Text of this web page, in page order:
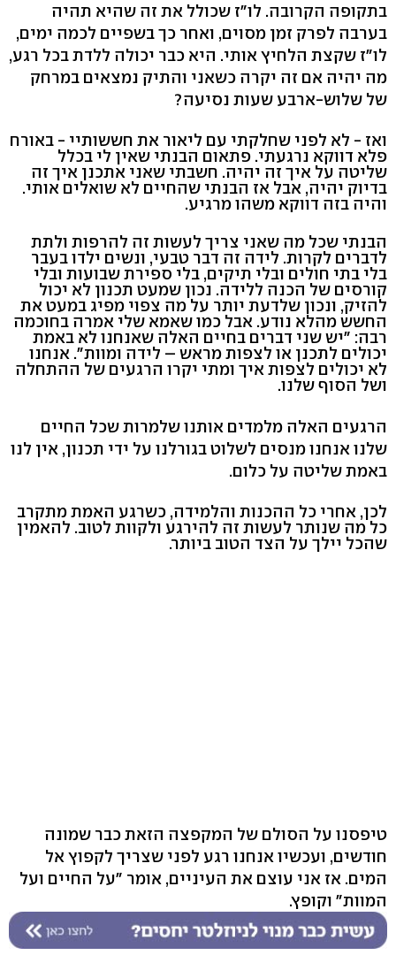
בתקופה הקרובה. לו"ז שכולל את זה שהיא תהיה
בערבה לפרק זמן מסוים, ואחר כך בשפיים לכמה ימים,
לו"ז שקצת הלחיץ אותי. היא כבר יכולה ללדת בכל רגע,
מה יהיה אם זה יקרה כשאני והתיק נמצאים במרחק
של שלוש-ארבע שעות נסיעה?
ואז - לא לפני שחלקתי עם ליאור את חששותיי - באורח
פלא דווקא נרגעתי. פתאום הבנתי שאין לי בכלל
שליטה על איך זה יהיה. חשבתי שאני אתכנן איך זה
בדיוק יהיה, אבל אז הבנתי שהחיים לא שואלים אותי.
והיה בזה דווקא משהו מרגיע.
הבנתי שכל מה שאני צריך לעשות זה להרפות ולתת
לדברים לקרות. לידה זה דבר טבעי, ונשים ילדו בעבר
בלי בתי חולים ובלי תיקים, בלי ספירת שבועות ובלי
קורסים של הכנה ללידה. נכון שמעט תכנון לא יכול
להזיק, ונכון שלדעת יותר על מה צפוי מפיג במעט את
החשש מהלא נודע. אבל כמו שאמא שלי אמרה בחוכמה
רבה: "יש שני דברים בחיים האלה שאנחנו לא באמת
יכולים לתכנן או לצפות מראש – לידה ומוות". אנחנו
לא יכולים לצפות איך ומתי יקרו הרגעים של ההתחלה
ושל הסוף שלנו.
הרגעים האלה מלמדים אותנו שלמרות שכל החיים
שלנו אנחנו מנסים לשלוט בגורלנו על ידי תכנון, אין לנו
באמת שליטה על כלום.
לכן, אחרי כל ההכנות והלמידה, כשרגע האמת מתקרב
כל מה שנותר לעשות זה להירגע ולקוות לטוב. להאמין
שהכל יילך על הצד הטוב ביותר.
טיפסנו על הסולם של המקפצה הזאת כבר שמונה
חודשים, ועכשיו אנחנו רגע לפני שצריך לקפוץ אל
המים. אז אני עוצם את העיניים, אומר "על החיים ועל
המוות" וקופץ.